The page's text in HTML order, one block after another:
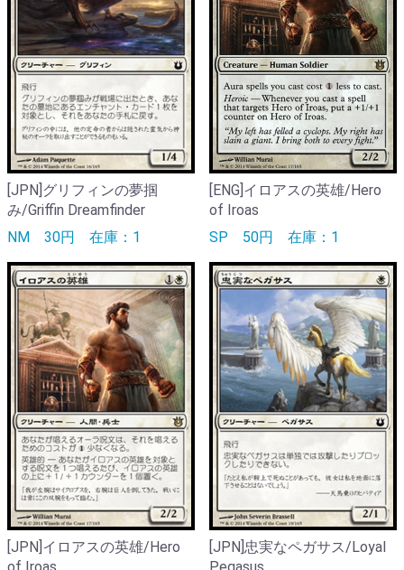
[JPN]グリフィンの夢掴
み/Griffin Dreamfinder
NM 30円 在庫：1
[ENG]イロアスの英雄/Hero
of Iroas
SP 50円 在庫：1
[JPN]イロアスの英雄/Hero
of Iroas
[JPN]忠実なペガサス/Loyal
Pegasus